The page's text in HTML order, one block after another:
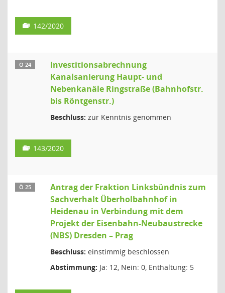
142/2020
Ö 24
Investitionsabrechnung
Kanalsanierung Haupt- und
Nebenkanäle Ringstraße (Bahnhofstr.
bis Röntgenstr.)
Beschluss: zur Kenntnis genommen
143/2020
Ö 25
Antrag der Fraktion Linksbündnis zum
Sachverhalt Überholbahnhof in
Heidenau in Verbindung mit dem
Projekt der Eisenbahn-Neubaustrecke
(NBS) Dresden – Prag
Beschluss: einstimmig beschlossen
Abstimmung: Ja: 12, Nein: 0, Enthaltung: 5